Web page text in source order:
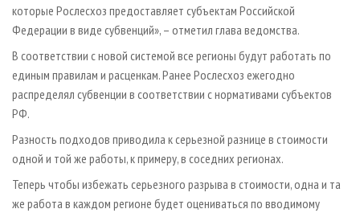
БИОЭНЕРГЕТИКА
ЦБП
ИНСТРУМЕНТ И МАТЕРИАЛЫ
RUSSIAN FORESTRY REVIEW
ГАЗЕТА ЛЕСПРОМФОРУМ
БИБЛИОТЕКА СПЕЦИАЛИСТА
которые Рослесхоз предоставляет субъектам Российской
Федерации в виде субвенций», – отметил глава ведомства.
В соответствии с новой системой все регионы будут работать по
единым правилам и расценкам. Ранее Рослесхоз ежегодно
распределял субвенции в соответствии с нормативами субъектов
РФ.
Разность подходов приводила к серьезной разнице в стоимости
одной и той же работы, к примеру, в соседних регионах.
Теперь чтобы избежать серьезного разрыва в стоимости, одна и та
же работа в каждом регионе будет оцениваться по вводимому